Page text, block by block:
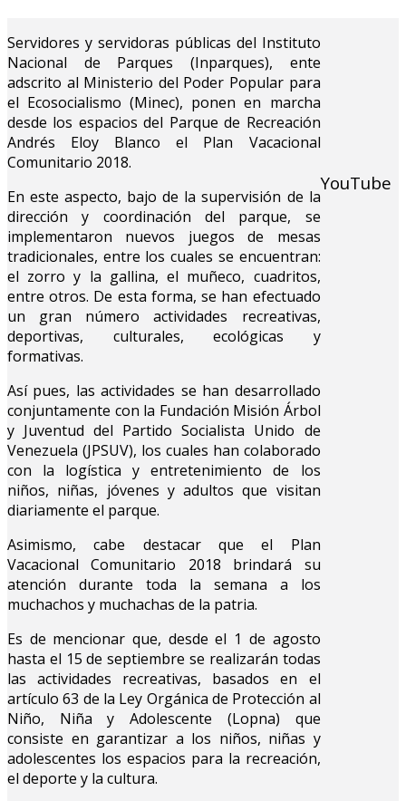
Servidores y servidoras públicas del Instituto
Nacional de Parques (Inparques), ente
adscrito al Ministerio del Poder Popular para
el Ecosocialismo (Minec), ponen en marcha
desde los espacios del Parque de Recreación
Andrés Eloy Blanco el Plan Vacacional
Comunitario 2018.
En este aspecto, bajo de la supervisión de la
dirección y coordinación del parque, se
implementaron nuevos juegos de mesas
tradicionales, entre los cuales se encuentran:
el zorro y la gallina, el muñeco, cuadritos,
entre otros. De esta forma, se han efectuado
un gran número actividades recreativas,
deportivas, culturales, ecológicas y
formativas.
Así pues, las actividades se han desarrollado
conjuntamente con la Fundación Misión Árbol
y Juventud del Partido Socialista Unido de
Venezuela (JPSUV), los cuales han colaborado
con la logística y entretenimiento de los
niños, niñas, jóvenes y adultos que visitan
diariamente el parque.
Asimismo, cabe destacar que el Plan
Vacacional Comunitario 2018 brindará su
atención durante toda la semana a los
muchachos y muchachas de la patria.
Es de mencionar que, desde el 1 de agosto
hasta el 15 de septiembre se realizarán todas
las actividades recreativas, basados en el
artículo 63 de la Ley Orgánica de Protección al
Niño, Niña y Adolescente (Lopna) que
consiste en garantizar a los niños, niñas y
adolescentes los espacios para la recreación,
el deporte y la cultura.
YouTube